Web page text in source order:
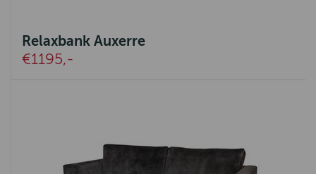
Relaxbank Auxerre
€1195,-